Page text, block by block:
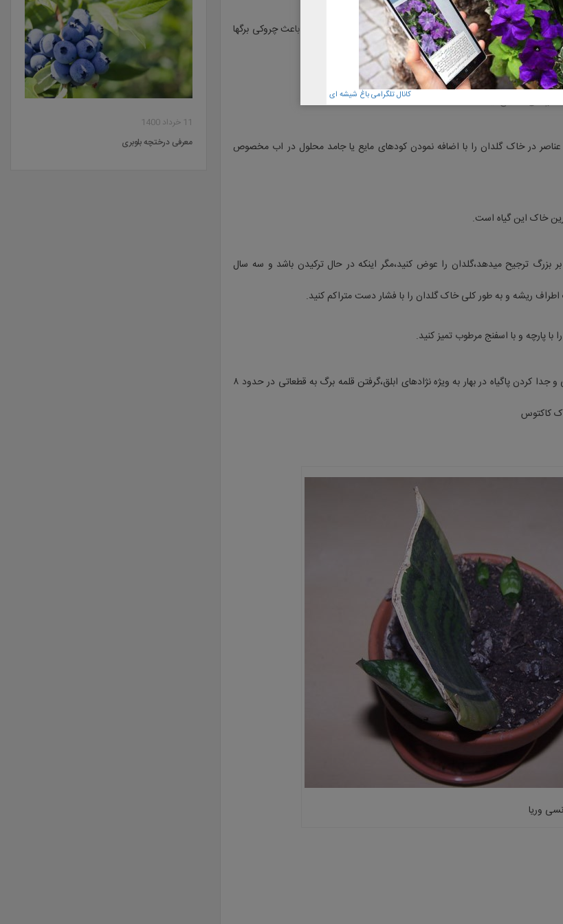
و خشکی خاک را میتواند تا حدی تحمل کند ولی خشکی زیاد باعث چروکی برگها
غبارپاشی احتیاج نیست.
در خاک گلدان را با اضافه نمودن کودهای مایع یا جامد محلول در اب مخصوص
خاک این گیاه است.
بر بزرگ ترجیح میدهد،گلدان را عوض کنید،مگر اینکه در حال ترکیدن باشد و سه سال
ریشه و به طور کلی خاک گلدان را با فشار دست متراکم کنید.
را با پارچه و با اسفنج مرطوب تمیز کنید.
: تقسیم ساقه های زیر زمینی و جدا کردن پاگیاه در بهار به ویژه نژادهای ابلق،گرفتن قلمه برگ به قطعاتی در حدود ۸
کاکتوس
وریا
11 خرداد 1400
معرفی درختچه بلوبری
کانال تلگرامی باغ شیشه ای